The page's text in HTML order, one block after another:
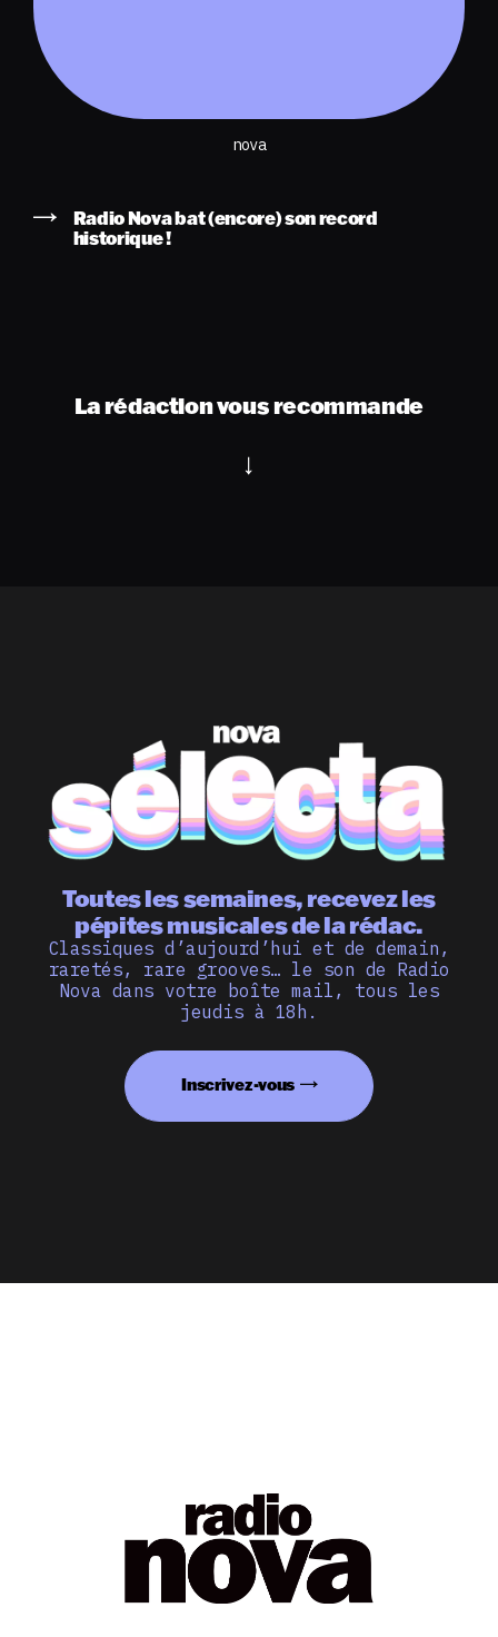
nova
Radio Nova bat (encore) son record
historique !
La rédaction vous recommande
Toutes les semaines, recevez les
pépites musicales de la rédac.
Classiques d’aujourd’hui et de demain,
raretés, rare grooves… le son de Radio
Nova dans votre boîte mail, tous les
jeudis à 18h.
Inscrivez-vous